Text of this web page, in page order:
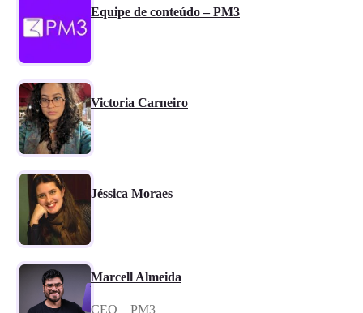
Equipe de conteúdo – PM3
Victoria Carneiro
Jéssica Moraes
Marcell Almeida
CEO – PM3